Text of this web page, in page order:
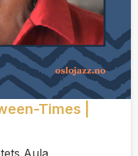
Times |